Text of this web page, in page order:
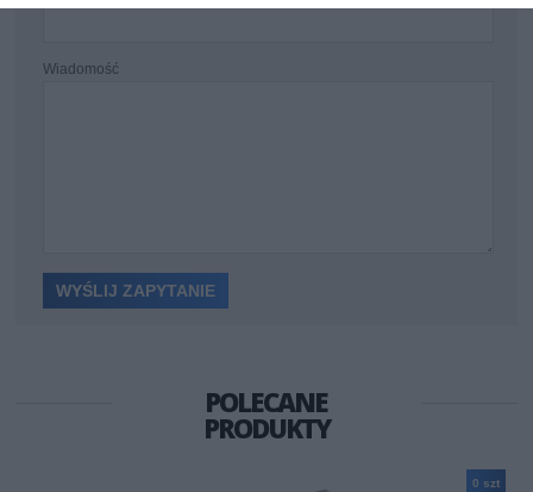
Wiadomość
POLECANE
PRODUKTY
0 szt